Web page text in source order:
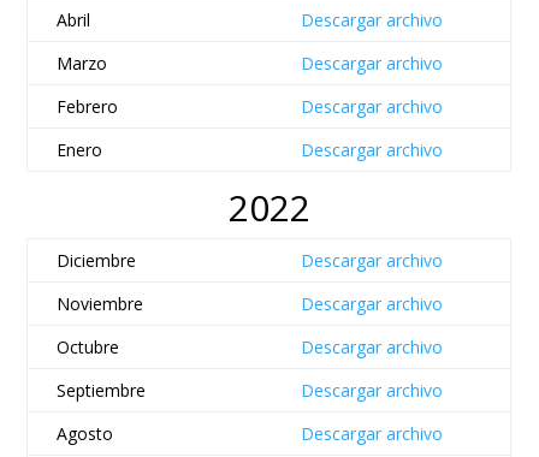
Abril
Descargar archivo
Marzo
Descargar archivo
Febrero
Descargar archivo
Enero
Descargar archivo
2022
Diciembre
Descargar archivo
Noviembre
Descargar archivo
Octubre
Descargar archivo
Septiembre
Descargar archivo
Agosto
Descargar archivo